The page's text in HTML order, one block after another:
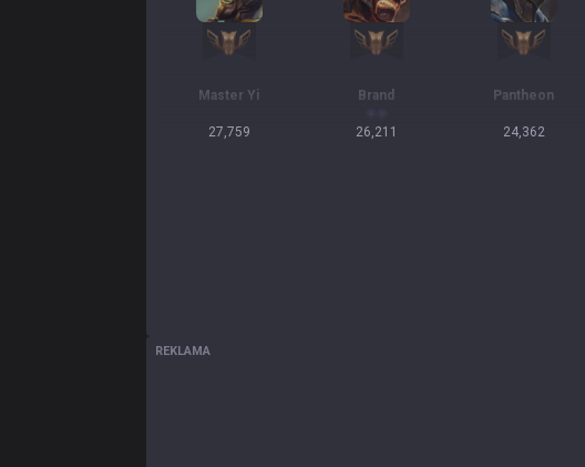
Master Yi
27,759
Brand
26,211
Pantheon
24,362
REKLAMA